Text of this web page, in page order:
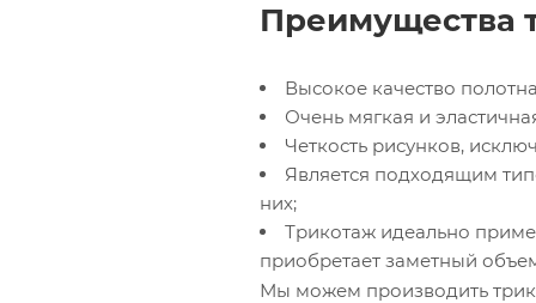
Преимущества
Высокое качество
Очень мягкая и
Четкость рисунков,
Является подходящим
них;
Трикотаж идеально
приобретает заметный
Мы можем производить